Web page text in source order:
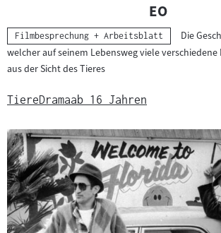
"
EO"
Kategorie:
Filmbesprechung + Arbeitsblatt
Die
welcher auf seinem Lebensweg viele
aus der Sicht des Tieres
TiereDramaab 16 Jahren